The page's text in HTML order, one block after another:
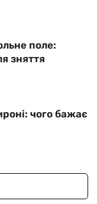
поле:
зняття
чого бажає